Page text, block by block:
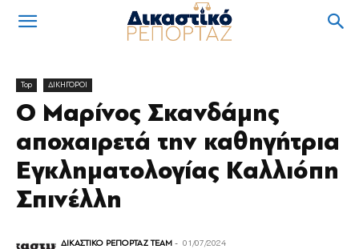
Top ΔΙΚΗΓΟΡΟΙ
Ο Μαρίνος Σκανδάμης
αποχαιρετά την καθηγήτρια
Εγκληματολογίας Καλλιόπη
Σπινέλλη
ΔΙΚΑΣΤΙΚΟ ΡΕΠΟΡΤΑΖ TEAM - 01/07/2024